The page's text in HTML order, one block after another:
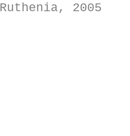
Ruthenia, 2005